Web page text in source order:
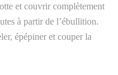
et couvrir complètement
à partir de l’ébullition.
épépiner et couper la